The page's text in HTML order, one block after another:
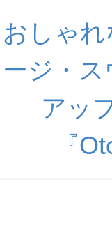
おしゃ
ージ・ス
アッ
『